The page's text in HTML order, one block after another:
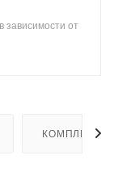
зависимости от